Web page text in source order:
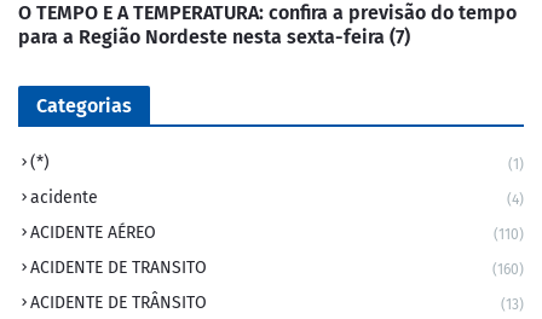
O TEMPO E A TEMPERATURA: confira a previsão do tempo
para a Região Nordeste nesta sexta-feira (7)
Categorias
(*) (1)
acidente (4)
ACIDENTE AÉREO (110)
ACIDENTE DE TRANSITO (160)
ACIDENTE DE TRÂNSITO (13)